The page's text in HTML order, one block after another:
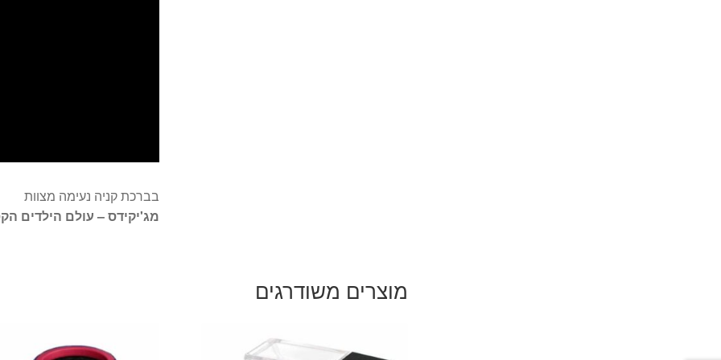
בברכת קניה נעימה מצוות
מג'יקידס – עולם הילדים
מוצרים משודרגים